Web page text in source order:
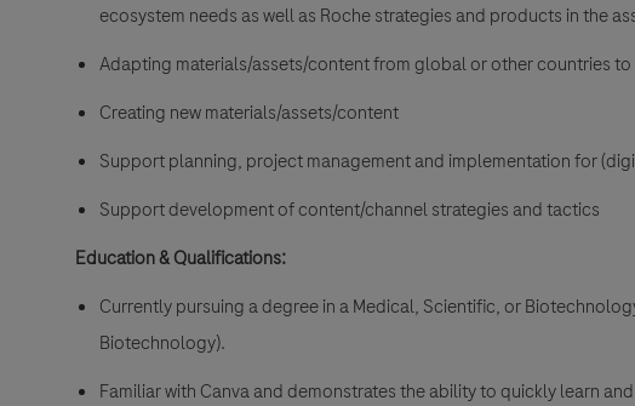
ecosystem needs as well as Roche strategies and products in the
Adapting materials/assets/content from global or other countries
Creating new materials/assets/content
Support planning, project management and implementation for
Support development of content/channel strategies and tactics​
Education & Qualifications:
Currently pursuing a degree in a Medical, Scientific, or
Biotechnology).
Familiar with Canva and demonstrates the ability to quickly learn